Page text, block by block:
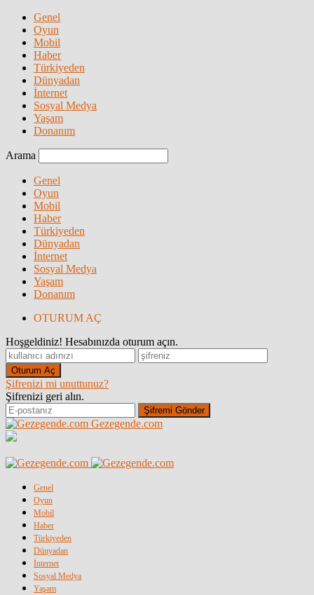
Genel
Oyun
Mobil
Haber
Türkiyeden
Dünyadan
İnternet
Sosyal Medya
Yaşam
Donanım
Arama
Genel
Oyun
Mobil
Haber
Türkiyeden
Dünyadan
İnternet
Sosyal Medya
Yaşam
Donanım
OTURUM AÇ
Hoşgeldiniz! Hesabınızda oturum açın.
Şifrenizi mi unuttunuz?
Şifrenizi geri alın.
Gezegende.com
Genel
Oyun
Mobil
Haber
Türkiyeden
Dünyadan
İnternet
Sosyal Medya
Yaşam